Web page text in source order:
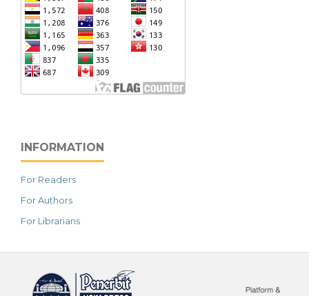
INFORMATION
For Readers
For Authors
For Librarians